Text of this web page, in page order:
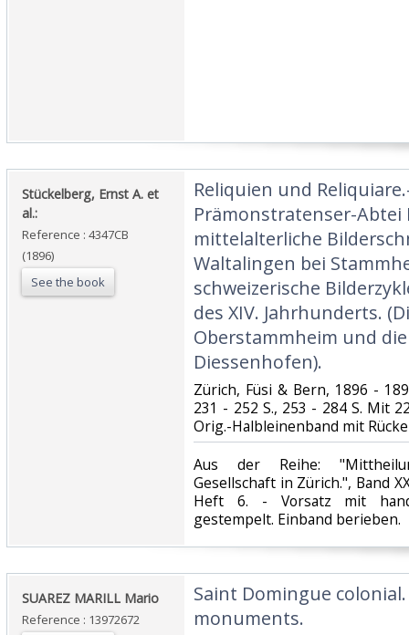
‎Stückelberg, Ernst A. et
al.:‎
Reference : 4347CB
(1896)
See the book
‎Reliquien und
Prämonstratenser-Abtei
mittelalterliche
Waltalingen bei
schweizerische
des XIV. Jahrhunderts.
Oberstammheim und
Diessenhofen).‎
‎Zürich, Füsi & Bern, 1896 -
231 - 252 S., 253 - 284 S. Mit
Orig.-Halbleinenband mit
‎Aus der Reihe:
Gesellschaft in Zürich.", Band
Heft 6. - Vorsatz mit
gestempelt. Einband berieben.‎
‎SUAREZ MARILL Mario‎
Reference : 13972672
‎Saint Domingue
monuments.‎